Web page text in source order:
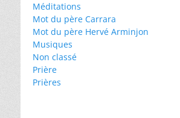
Méditations
Mot du père Carrara
Mot du père Hervé Arminjon
Musiques
Non classé
Prière
Prières